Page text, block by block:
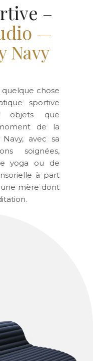
–
—
Navy
chose
sportive
objets que
de la
avec sa
soignées,
yoga ou de
à part
mère dont